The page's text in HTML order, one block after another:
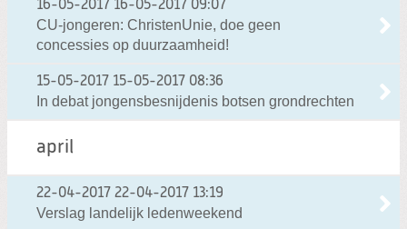
16-05-2017 16-05-2017 09:07
CU-jongeren: ChristenUnie, doe geen
concessies op duurzaamheid!
15-05-2017 15-05-2017 08:36
In debat jongensbesnijdenis botsen grondrechten
april
22-04-2017 22-04-2017 13:19
Verslag landelijk ledenweekend